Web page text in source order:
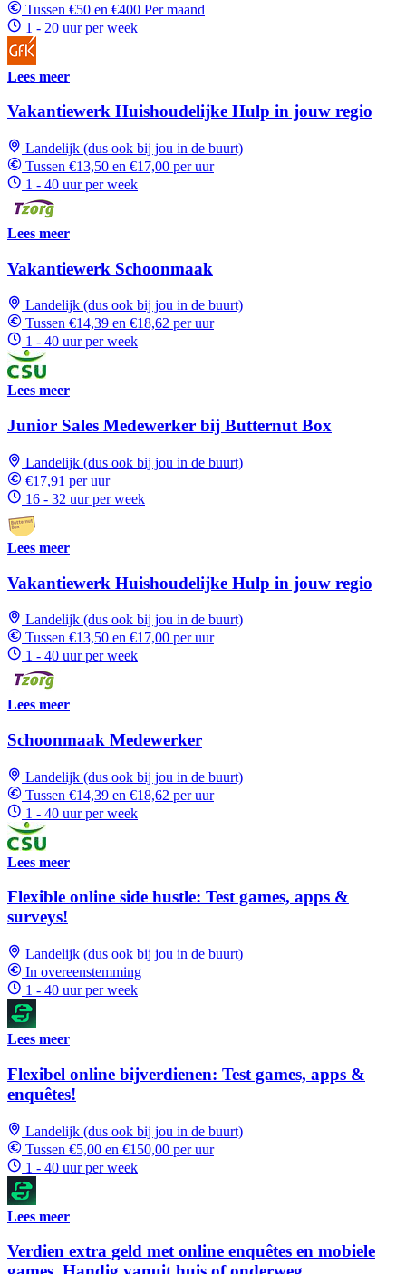
Tussen €50 en €400 Per maand
1 - 20 uur per week
Lees meer
Vakantiewerk Huishoudelijke Hulp in jouw regio
Landelijk (dus ook bij jou in de buurt)
Tussen €13,50 en €17,00 per uur
1 - 40 uur per week
Lees meer
Vakantiewerk Schoonmaak
Landelijk (dus ook bij jou in de buurt)
Tussen €14,39 en €18,62 per uur
1 - 40 uur per week
Lees meer
Junior Sales Medewerker bij Butternut Box
Landelijk (dus ook bij jou in de buurt)
€17,91 per uur
16 - 32 uur per week
Lees meer
Vakantiewerk Huishoudelijke Hulp in jouw regio
Landelijk (dus ook bij jou in de buurt)
Tussen €13,50 en €17,00 per uur
1 - 40 uur per week
Lees meer
Schoonmaak Medewerker
Landelijk (dus ook bij jou in de buurt)
Tussen €14,39 en €18,62 per uur
1 - 40 uur per week
Lees meer
Flexible online side hustle: Test games, apps &
surveys!
Landelijk (dus ook bij jou in de buurt)
In overeenstemming
1 - 40 uur per week
Lees meer
Flexibel online bijverdienen: Test games, apps &
enquêtes!
Landelijk (dus ook bij jou in de buurt)
Tussen €5,00 en €150,00 per uur
1 - 40 uur per week
Lees meer
Verdien extra geld met online enquêtes en mobiele